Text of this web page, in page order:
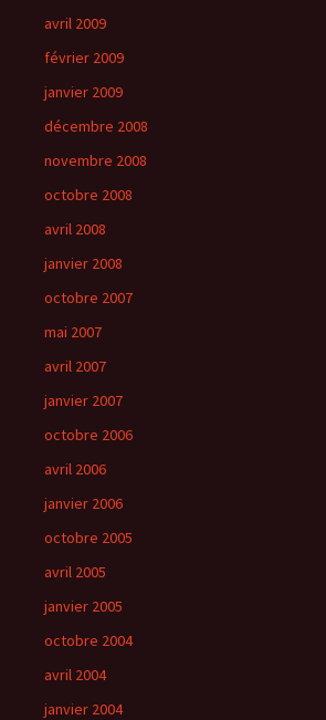
avril 2009
février 2009
janvier 2009
décembre 2008
novembre 2008
octobre 2008
avril 2008
janvier 2008
octobre 2007
mai 2007
avril 2007
janvier 2007
octobre 2006
avril 2006
janvier 2006
octobre 2005
avril 2005
janvier 2005
octobre 2004
avril 2004
janvier 2004